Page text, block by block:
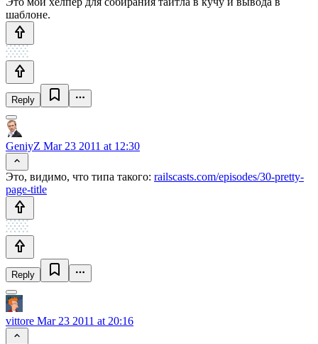
шаблоне.
Reply
GeniyZ Mar 23 2011 at 12:30
Это, видимо, что типа такого: railscasts.com/episodes/30-pretty-
page-title
Reply
vittore Mar 23 2011 at 20:16